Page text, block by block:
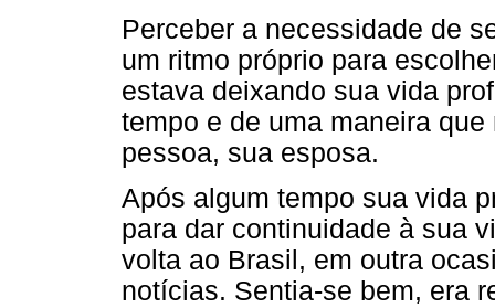
Perceber a necessidade de
um ritmo próprio para
estava deixando sua vida
tempo e de uma maneira
pessoa, sua esposa.
Após algum tempo sua vida
para dar continuidade à sua
volta ao Brasil, em outra
notícias. Sentia-se bem, era